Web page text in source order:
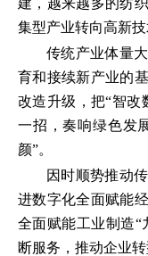
建，越来越多的纺
集型产业转向高新技
传统产业体量
育和接续新产业的
改造升级，把“智改
一招，奏响绿色发
颜”。
因时顺势推动
进数字化全面赋能
全面赋能工业制造“
断服务，推动企业转